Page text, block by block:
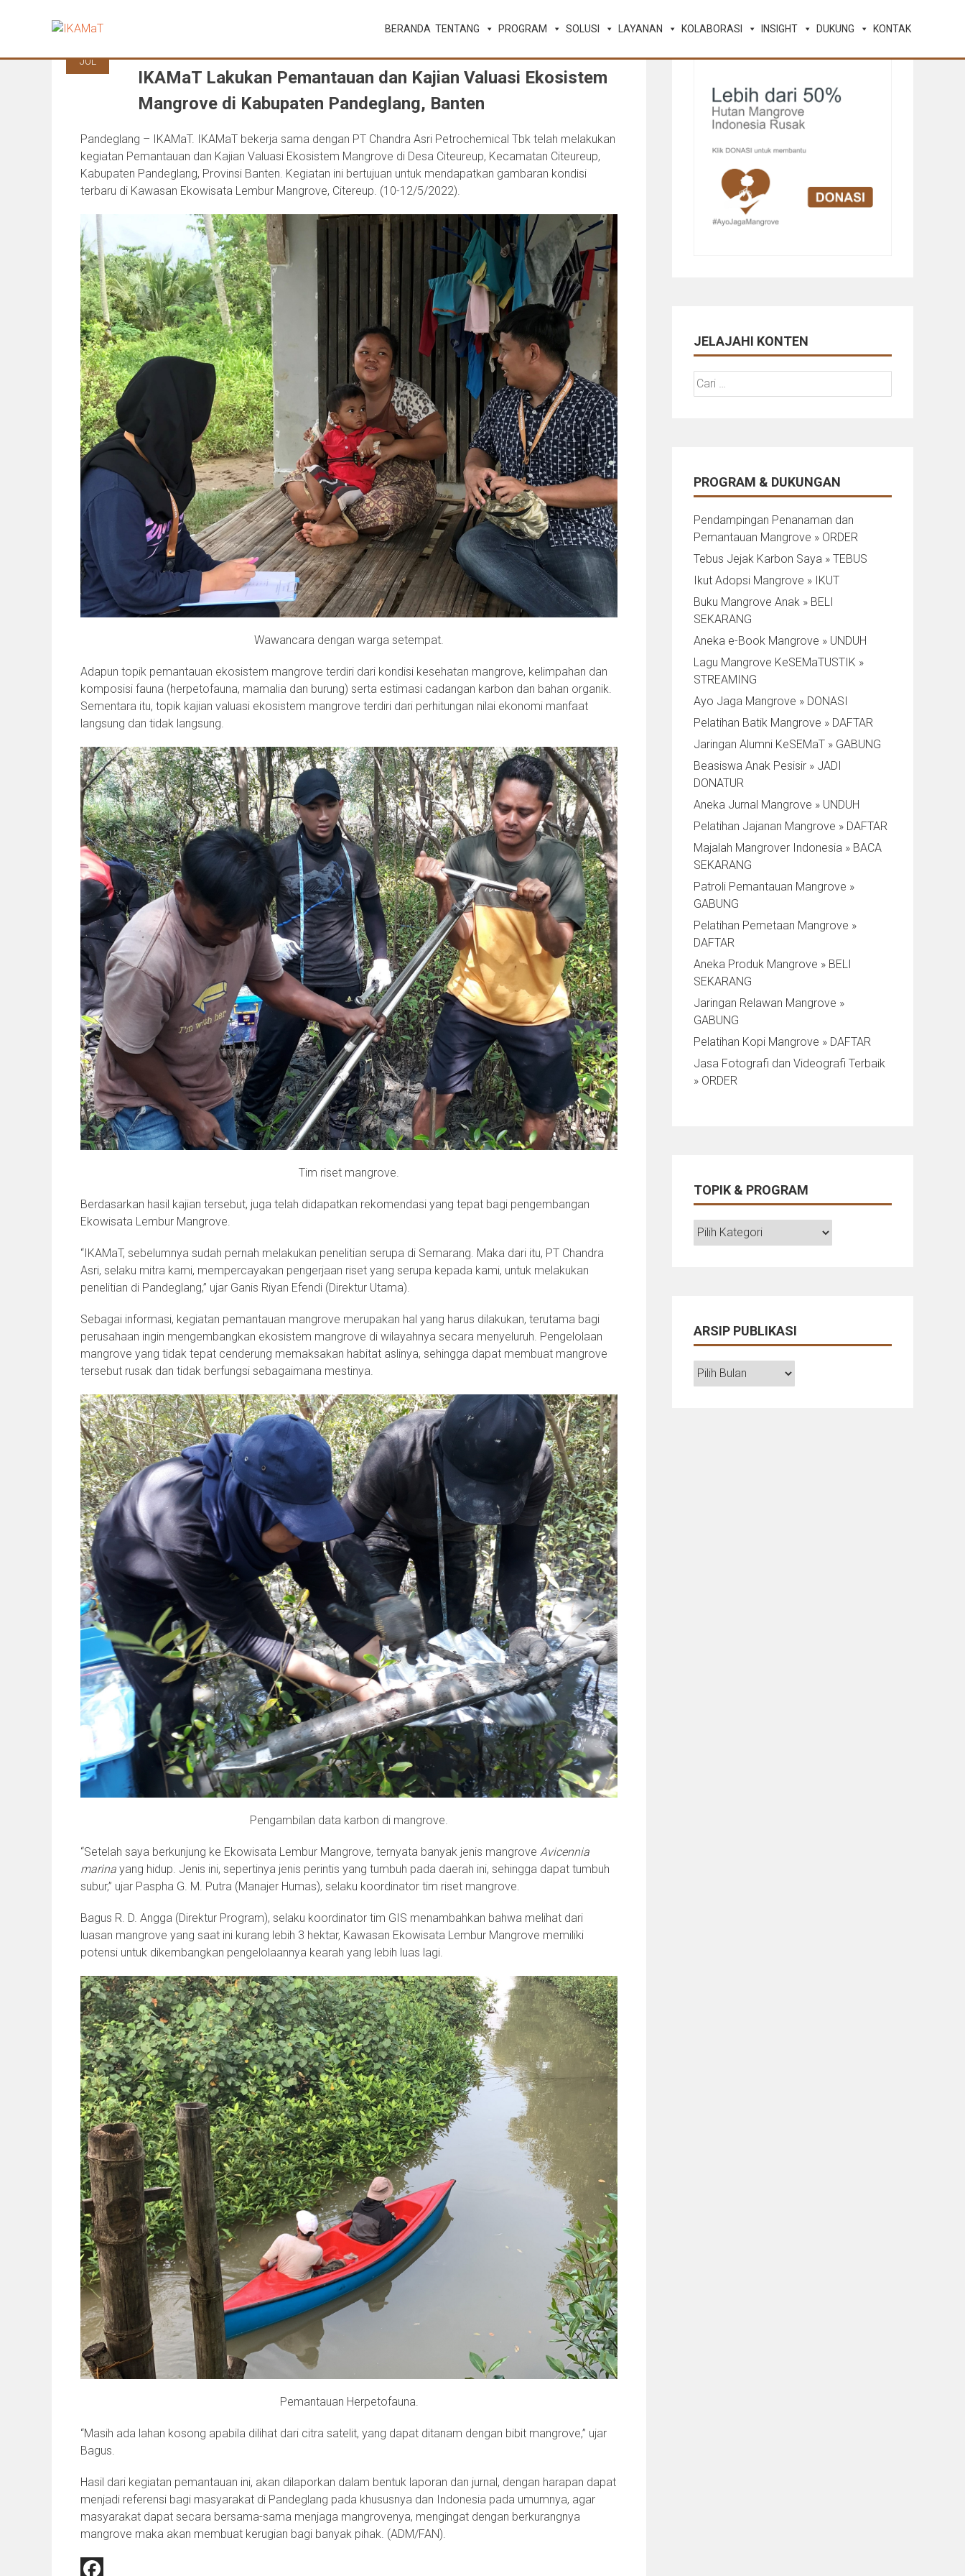
BERANDA TENTANG PROGRAM SOLUSI LAYANAN KOLABORASI INSIGHT DUKUNG KONTAK
JUL
IKAMaT Lakukan Pemantauan dan Kajian Valuasi Ekosistem
Mangrove di Kabupaten Pandeglang, Banten
Pandeglang – IKAMaT. IKAMaT bekerja sama dengan PT Chandra Asri Petrochemical Tbk telah melakukan
kegiatan Pemantauan dan Kajian Valuasi Ekosistem Mangrove di Desa Citeureup, Kecamatan Citeureup,
Kabupaten Pandeglang, Provinsi Banten. Kegiatan ini bertujuan untuk mendapatkan gambaran kondisi
terbaru di Kawasan Ekowisata Lembur Mangrove, Citereup. (10-12/5/2022).
Wawancara dengan warga setempat.
Adapun topik pemantauan ekosistem mangrove terdiri dari kondisi kesehatan mangrove, kelimpahan dan
komposisi fauna (herpetofauna, mamalia dan burung) serta estimasi cadangan karbon dan bahan organik.
Sementara itu, topik kajian valuasi ekosistem mangrove terdiri dari perhitungan nilai ekonomi manfaat
langsung dan tidak langsung.
Tim riset mangrove.
Berdasarkan hasil kajian tersebut, juga telah didapatkan rekomendasi yang tepat bagi pengembangan
Ekowisata Lembur Mangrove.
“IKAMaT, sebelumnya sudah pernah melakukan penelitian serupa di Semarang. Maka dari itu, PT Chandra
Asri, selaku mitra kami, mempercayakan pengerjaan riset yang serupa kepada kami, untuk melakukan
penelitian di Pandeglang,” ujar Ganis Riyan Efendi (Direktur Utama).
Sebagai informasi, kegiatan pemantauan mangrove merupakan hal yang harus dilakukan, terutama bagi
perusahaan ingin mengembangkan ekosistem mangrove di wilayahnya secara menyeluruh. Pengelolaan
mangrove yang tidak tepat cenderung memaksakan habitat aslinya, sehingga dapat membuat mangrove
tersebut rusak dan tidak berfungsi sebagaimana mestinya.
Pengambilan data karbon di mangrove.
“Setelah saya berkunjung ke Ekowisata Lembur Mangrove, ternyata banyak jenis mangrove Avicennia
marina yang hidup. Jenis ini, sepertinya jenis perintis yang tumbuh pada daerah ini, sehingga dapat tumbuh
subur,” ujar Paspha G. M. Putra (Manajer Humas), selaku koordinator tim riset mangrove.
Bagus R. D. Angga (Direktur Program), selaku koordinator tim GIS menambahkan bahwa melihat dari
luasan mangrove yang saat ini kurang lebih 3 hektar, Kawasan Ekowisata Lembur Mangrove memiliki
potensi untuk dikembangkan pengelolaannya kearah yang lebih luas lagi.
Pemantauan Herpetofauna.
“Masih ada lahan kosong apabila dilihat dari citra satelit, yang dapat ditanam dengan bibit mangrove,” ujar
Bagus.
Hasil dari kegiatan pemantauan ini, akan dilaporkan dalam bentuk laporan dan jurnal, dengan harapan dapat
menjadi referensi bagi masyarakat di Pandeglang pada khususnya dan Indonesia pada umumnya, agar
masyarakat dapat secara bersama-sama menjaga mangrovenya, mengingat dengan berkurangnya
mangrove maka akan membuat kerugian bagi banyak pihak. (ADM/FAN).
JELAJAHI KONTEN
Cari
untuk:
PROGRAM & DUKUNGAN
Pendampingan Penanaman dan
Pemantauan Mangrove » ORDER
Tebus Jejak Karbon Saya » TEBUS
Ikut Adopsi Mangrove » IKUT
Buku Mangrove Anak » BELI
SEKARANG
Aneka e-Book Mangrove » UNDUH
Lagu Mangrove KeSEMaTUSTIK »
STREAMING
Ayo Jaga Mangrove » DONASI
Pelatihan Batik Mangrove » DAFTAR
Jaringan Alumni KeSEMaT » GABUNG
Beasiswa Anak Pesisir » JADI
DONATUR
Aneka Jurnal Mangrove » UNDUH
Pelatihan Jajanan Mangrove » DAFTAR
Majalah Mangrover Indonesia » BACA
SEKARANG
Patroli Pemantauan Mangrove »
GABUNG
Pelatihan Pemetaan Mangrove »
DAFTAR
Aneka Produk Mangrove » BELI
SEKARANG
Jaringan Relawan Mangrove »
GABUNG
Pelatihan Kopi Mangrove » DAFTAR
Jasa Fotografi dan Videografi Terbaik
» ORDER
TOPIK & PROGRAM
TOPIK
&
ARSIP PUBLIKASI
ARSIP
PUBLIKASI